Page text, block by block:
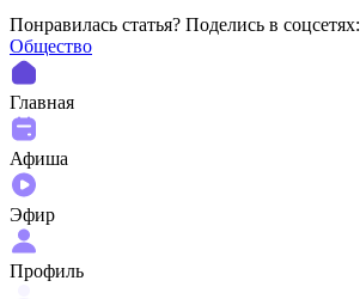
Понравилась статья? Поделиcь в соцсетях:
Общество
Главная
Афиша
Эфир
Профиль